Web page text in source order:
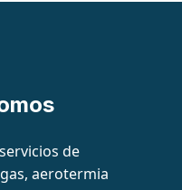
de
aerotermia